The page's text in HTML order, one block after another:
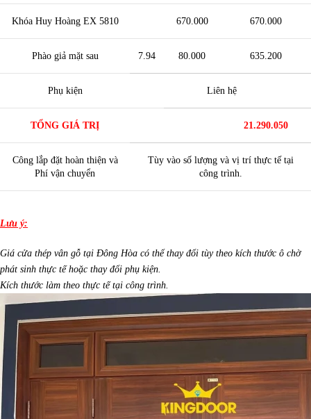
Khóa Huy Hoàng EX 5810 670.000 670.000
Phào giả mặt sau 7.94 80.000 635.200
Phụ kiện Liên hệ
TỔNG GIÁ TRỊ 21.290.050
Công lắp đặt hoàn thiện và
Phí vận chuyển
Tùy vào số lượng và vị trí thực tế tại
công trình.
Lưu ý:
Giá cửa thép vân gỗ tại Đông Hòa có thể thay đổi tùy theo kích thước ô chờ
phát sinh thực tế hoặc thay đổi phụ kiện.
Kích thước làm theo thực tế tại công trình.